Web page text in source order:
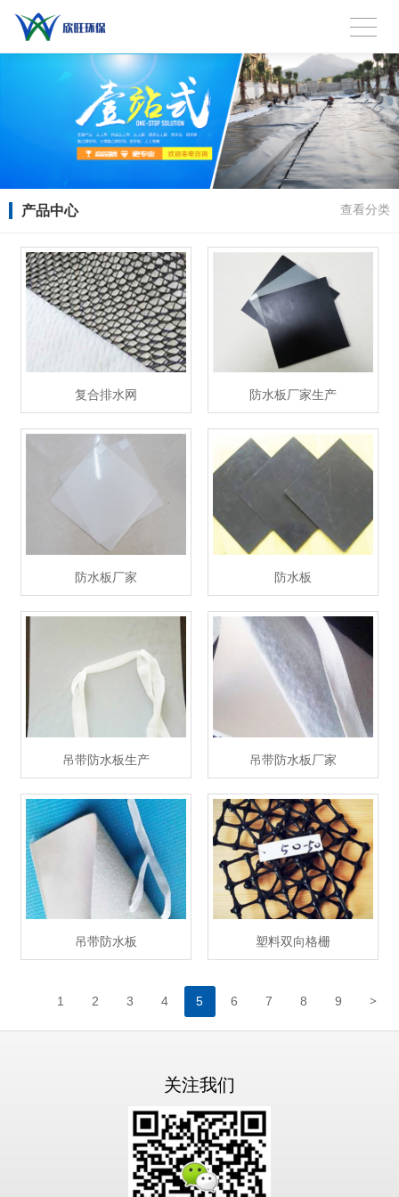
产品中心 查看分类
复合排水网 防水板厂家生产
防水板厂家 防水板
吊带防水板生产 吊带防水板厂家
吊带防水板 塑料双向格栅
1 2 3 4 5 6 7 8 9 >
关注我们